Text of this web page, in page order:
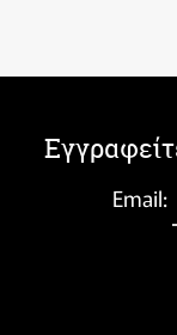
Email: